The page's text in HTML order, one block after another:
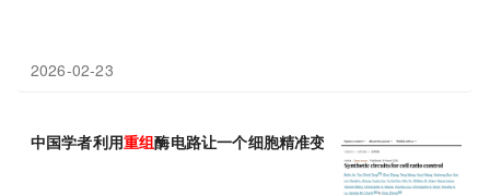
2026-02-23
中国学者利用重组酶电路让一个细胞精准变出多种功能后代